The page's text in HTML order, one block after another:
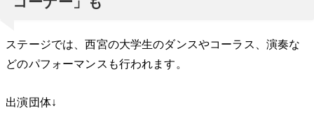
ステージでは、西宮の大学生のダンスやコーラス、演奏な
どのパフォーマンスも行われます。
出演団体↓